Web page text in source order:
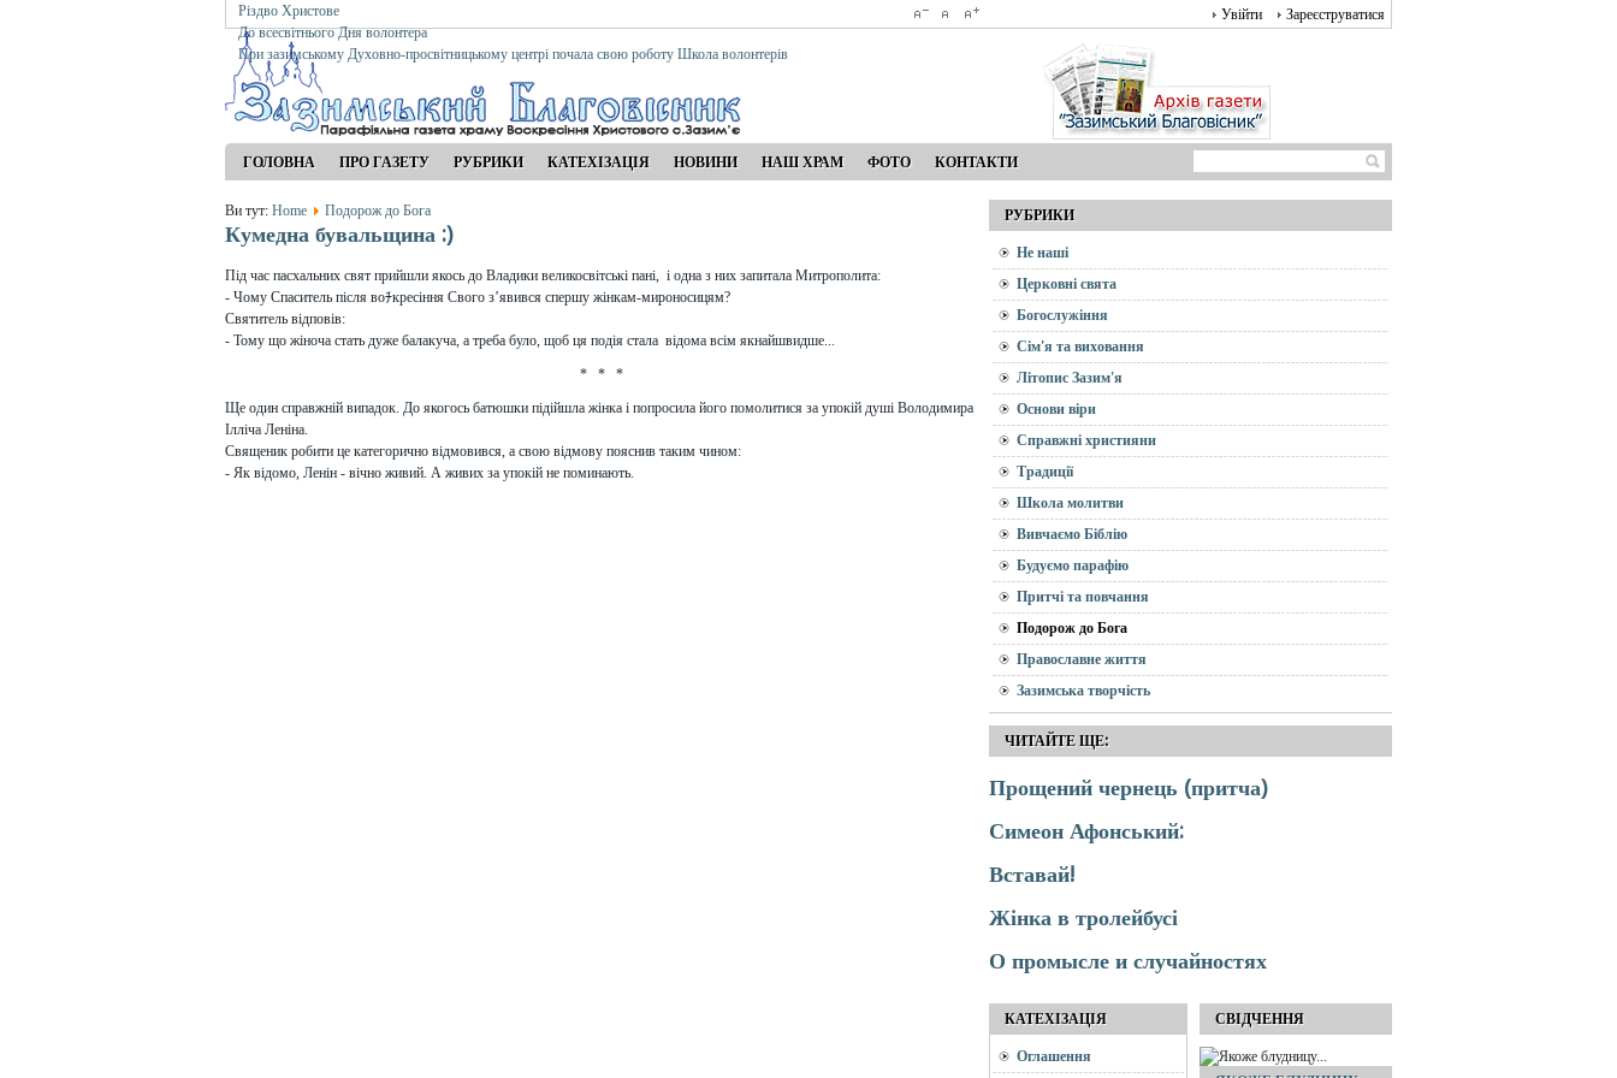
Різдво Христове
До всесвітнього Дня волонтера
При зазимському Духовно-просвітницькому центрі почала свою роботу Школа волонтерів
Увійти Зареєструватися
ГОЛОВНА ПРО ГАЗЕТУ РУБРИКИ КАТЕХІЗАЦІЯ НОВИНИ НАШ ХРАМ ФОТО КОНТАКТИ
Ви тут: Home Подорож до Бога
Кумедна бувальщина :)
Під час пасхальних свят прийшли якось до Владики великосвітські пані, і одна з них запитала Митрополита:
- Чому Спаситель після воﾁкресіння Свого з’явився спершу жінкам-мироносицям?
Святитель відповів:
- Тому що жіноча стать дуже балакуча, а треба було, щоб ця подія стала відома всім якнайшвидше...
* * *
Ще один справжній випадок. До якогось батюшки підійшла жінка і попросила його помолитися за упокій душі Володимира
Ілліча Леніна.
Священик робити це категорично відмовився, а свою відмову пояснив таким чином:
- Як відомо, Ленін - вічно живий. А живих за упокій не поминають.
РУБРИКИ
Не наші
Церковні свята
Богослужіння
Сім'я та виховання
Літопис Зазим'я
Основи віри
Справжні християни
Традиції
Школа молитви
Вивчаємо Біблію
Будуємо парафію
Притчі та повчання
Подорож до Бога
Православне життя
Зазимська творчість
ЧИТАЙТЕ ЩЕ:
Прощений чернець (притча)
Симеон Афонський:
Вставай!
Жінка в тролейбусі
О промысле и случайностях
КАТЕХІЗАЦІЯ
Оглашення
СВІДЧЕННЯ